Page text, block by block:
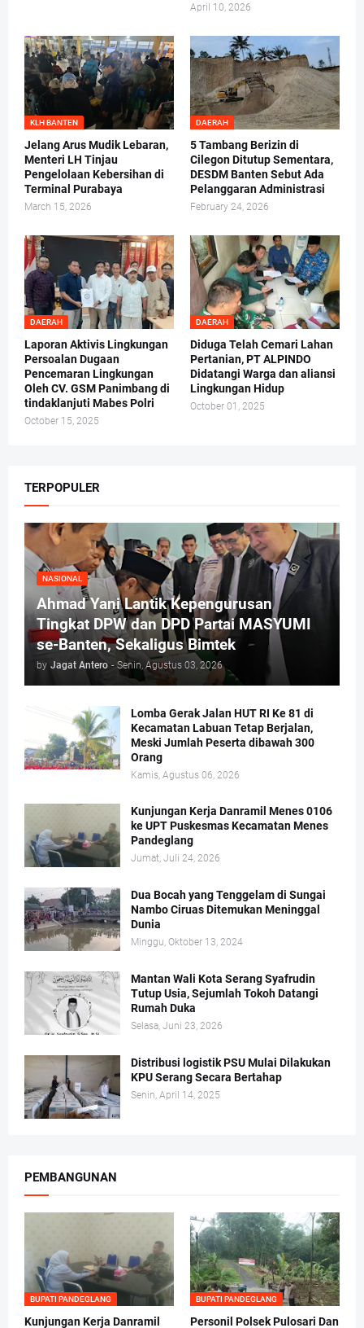
April 10, 2026
KLH BANTEN
Jelang Arus Mudik Lebaran,
Menteri LH Tinjau
Pengelolaan Kebersihan di
Terminal Purabaya
March 15, 2026
DAERAH
5 Tambang Berizin di
Cilegon Ditutup Sementara,
DESDM Banten Sebut Ada
Pelanggaran Administrasi
February 24, 2026
DAERAH
Laporan Aktivis Lingkungan
Persoalan Dugaan
Pencemaran Lingkungan
Oleh CV. GSM Panimbang di
tindaklanjuti Mabes Polri
October 15, 2025
DAERAH
Diduga Telah Cemari Lahan
Pertanian, PT ALPINDO
Didatangi Warga dan aliansi
Lingkungan Hidup
October 01, 2025
TERPOPULER
NASIONAL
Ahmad Yani Lantik Kepengurusan
Tingkat DPW dan DPD Partai MASYUMI
se-Banten, Sekaligus Bimtek
by Jagat Antero - Senin, Agustus 03, 2026
Lomba Gerak Jalan HUT RI Ke 81 di
Kecamatan Labuan Tetap Berjalan,
Meski Jumlah Peserta dibawah 300
Orang
Kamis, Agustus 06, 2026
Kunjungan Kerja Danramil Menes 0106
ke UPT Puskesmas Kecamatan Menes
Pandeglang
Jumat, Juli 24, 2026
Dua Bocah yang Tenggelam di Sungai
Nambo Ciruas Ditemukan Meninggal
Dunia
Minggu, Oktober 13, 2024
Mantan Wali Kota Serang Syafrudin
Tutup Usia, Sejumlah Tokoh Datangi
Rumah Duka
Selasa, Juni 23, 2026
Distribusi logistik PSU Mulai Dilakukan
KPU Serang Secara Bertahap
Senin, April 14, 2025
PEMBANGUNAN
BUPATI PANDEGLANG
Kunjungan Kerja Danramil
BUPATI PANDEGLANG
Personil Polsek Pulosari Dan